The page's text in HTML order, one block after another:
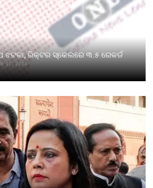
ରିକ୍ଟର ସ୍କେଲରେ ୩.୫ ରେକର୍ଡ
17, 2024